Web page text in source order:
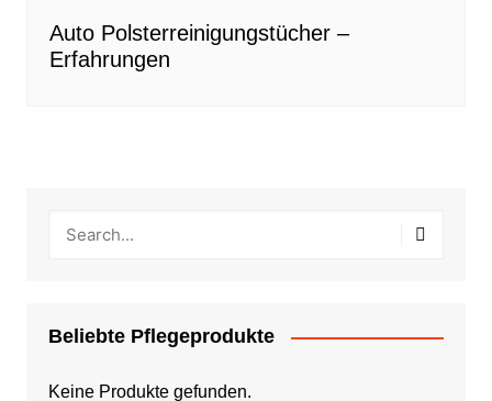
Auto Polsterreinigungstücher –
Erfahrungen
Beliebte Pflegeprodukte
Keine Produkte gefunden.